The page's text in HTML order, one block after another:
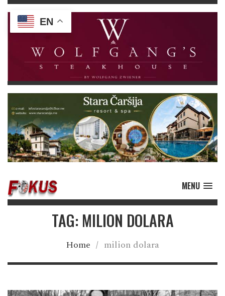
MENU
TAG: MILION DOLARA
Home / milion dolara
EN